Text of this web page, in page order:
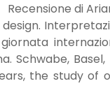
di
Schwabe,
the study of